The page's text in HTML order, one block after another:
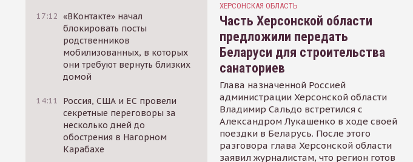
17:12 «ВКонтакте» начал
блокировать посты
родственников
мобилизованных, в которых
они требуют вернуть близких
домой
14:11
Россия, США и ЕС провели
секретные переговоры за
несколько дней до
обострения в Нагорном
Карабахе
ХЕРСОНСКАЯ ОБЛАСТЬ
Часть Херсонской области
предложили передать
Беларуси для строительства
санаториев
Глава назначенной Россией
администрации Херсонской области
Владимир Сальдо встретился с
Александром Лукашенко в ходе своей
поездки в Беларусь. После этого
разговора глава Херсонской области
заявил журналистам, что регион готов